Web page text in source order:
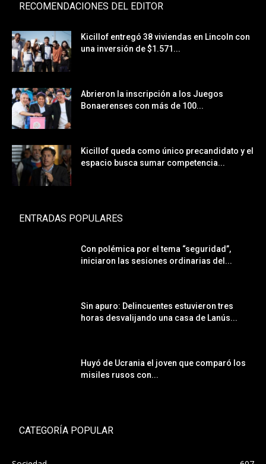
RECOMENDACIONES DEL EDITOR
Kicillof entregó 38 viviendas en Lincoln con
una inversión de $1.571...
Abrieron la inscripción a los Juegos
Bonaerenses con más de 100...
Kicillof queda como único precandidato y el
espacio busca sumar competencia...
ENTRADAS POPULARES
Con polémica por el tema “seguridad”,
iniciaron las sesiones ordinarias del...
Sin apuro: Delincuentes estuvieron tres
horas desvalijando una casa de Lanús...
Huyó de Ucrania el joven que comparó los
misiles rusos con...
CATEGORÍA POPULAR